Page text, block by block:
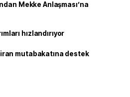
Mekke Anlaşması’na
hızlandırıyor
mutabakatına destek